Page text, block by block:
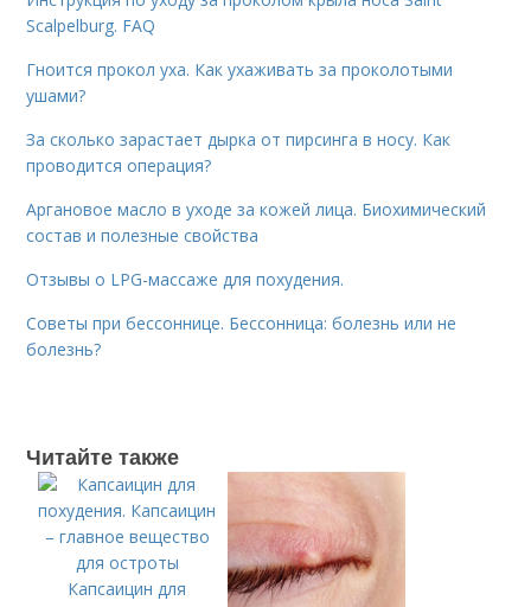
Scalpelburg. FAQ
Гноится прокол уха. Как ухаживать за проколотыми
ушами?
За сколько зарастает дырка от пирсинга в носу. Как
проводится операция?
Аргановое масло в уходе за кожей лица. Биохимический
состав и полезные свойства
Отзывы о LPG-массаже для похудения.
Советы при бессоннице. Бессонница: болезнь или не
болезнь?
Читайте также
Капсаицин для